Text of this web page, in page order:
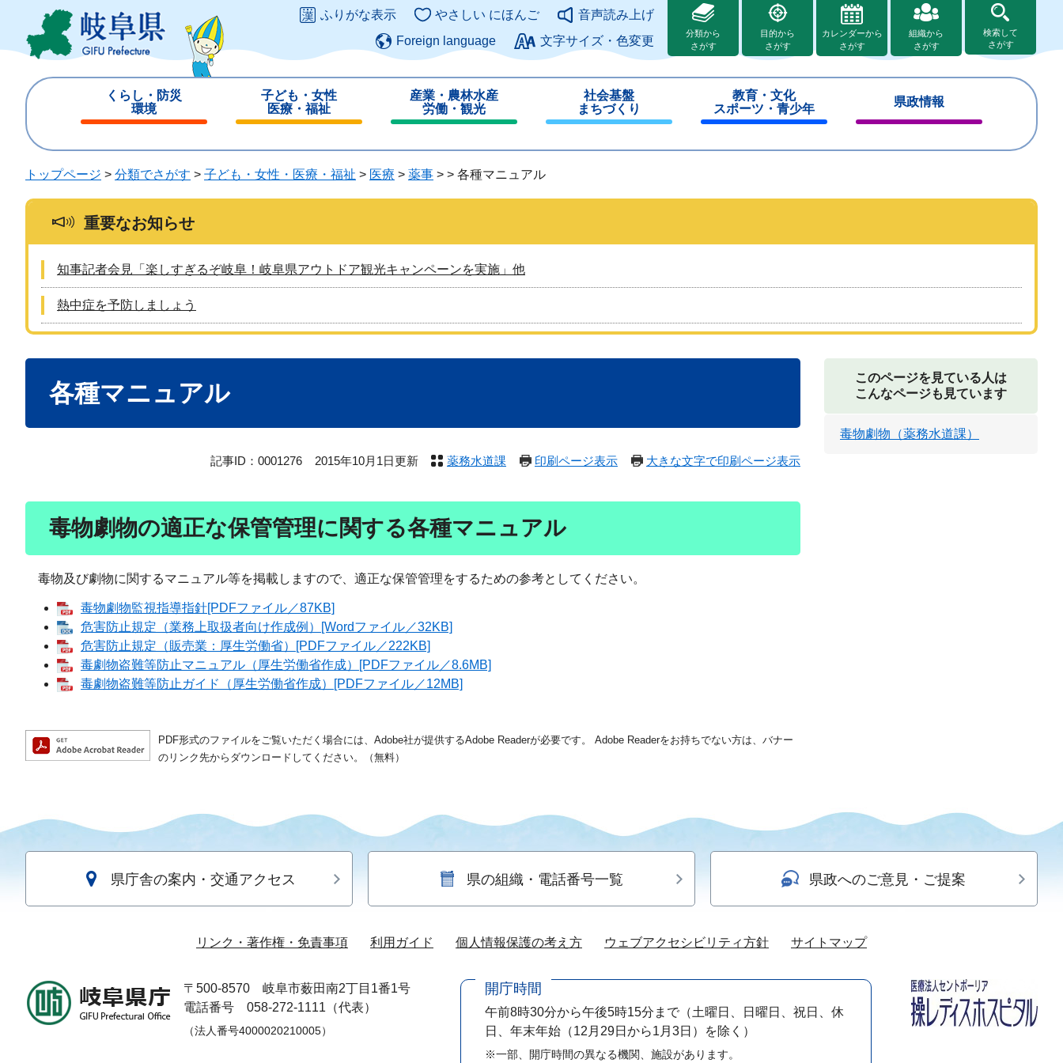
ジ
ュ
このページの本文へ
ふりがな表示 やさしい にほんご
音声読み上げ
Foreign language
文字サイズ・色変更
分類から
さがす
目的から
さがす
カレンダーから
さがす
組織から
さがす
検索して
さがす
くらし・防災
環境
じ
子ども・女性
医療・福祉
じ
産業・農林水産
労働・観光
じ
る
社会基盤
まちづくり
じ
教育・文化
スポーツ・青少年
じ
県政情報
じ
トップページ > 分類でさがす > 子ども・女性・医療・福祉 > 医療 > 薬事 > > 各種マニュアル
重要なお知らせ
知事記者会見「楽しすぎるぞ岐阜！岐阜県アウトドア観光キャンペーンを実施」他
熱中症を予防しましょう
各種マニュアル
記事ID：0001276 2015年10月1日更新 薬務水道課 印刷ページ表示 大きな文字で印刷ページ表示
毒物劇物の適正な保管管理に関する各種マニュアル
毒物及び劇物に関するマニュアル等を掲載しますので、適正な保管管理をするための参考としてください。
毒物劇物監視指導指針[PDFファイル／87KB]
危害防止規定（業務上取扱者向け作成例）[Wordファイル／32KB]
危害防止規定（販売業：厚生労働省）[PDFファイル／222KB]
毒劇物盗難等防止マニュアル（厚生労働省作成）[PDFファイル／8.6MB]
毒劇物盗難等防止ガイド（厚生労働省作成）[PDFファイル／12MB]
PDF形式のファイルをご覧いただく場合には、Adobe社が提供するAdobe Readerが必要です。
Adobe Readerをお持ちでない方は、バナー
のリンク先からダウンロードしてください。（無料）
このページを見ている人は
こんなページも見ています
毒物劇物（薬務水道課）
県庁舎の案内・交通アクセス 県の組織・電話番号一覧 県政へのご意見・ご提案
リンク・著作権・免責事項 利用ガイド 個人情報保護の考え方 ウェブアクセシビリティ方針 サイトマップ
〒500-8570
岐阜市薮田南2丁目1番1号
電話番号 058-272-1111（代表）
（法人番号4000020210005）
開庁時間
午前8時30分から午後5時15分まで （土曜日、日曜日、祝日、休
日、年末年始（12月29日から1月3日）を除く）
※一部、開庁時間の異なる機関、施設があります。